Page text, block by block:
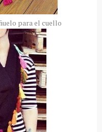
para el cuello